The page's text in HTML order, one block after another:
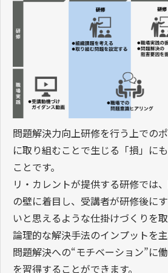
問題解決力向上研修を行う上での
に取り組むことで生じる「損」に
ことです。
リ・カレントが提供する研修では
の壁に着目し、受講者が研修後に
いと思えるような仕掛けづくりを取
論理的な解決手法のインプットを
問題解決への“モチベーション”に
を習得することができます。